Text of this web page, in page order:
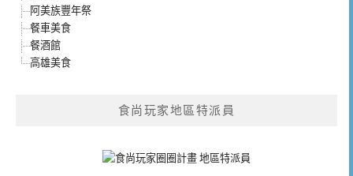
阿美族豐年祭
餐車美食
餐酒館
高雄美食
食尚玩家地區特派員